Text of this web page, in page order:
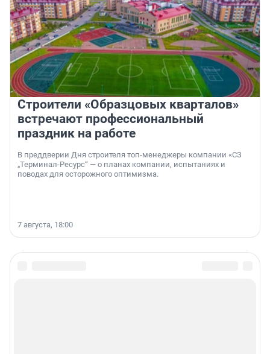
Строители «Образцовых кварталов»
встречают профессиональный
праздник на работе
В преддверии Дня строителя топ-менеджеры компании «СЗ
„Терминал-Ресурс“ — о планах компании, испытаниях и
поводах для осторожного оптимизма.
7 августа, 18:00